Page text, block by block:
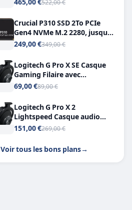
465,00 €522,00 €
Crucial P310 SSD 2To PCIe
Gen4 NVMe M.2 2280, jusqu’à
7.100 Mo/s
249,00 €349,00 €
Logitech G Pro X SE Casque
Gaming Filaire avec
Microphone Micro
7.1
69,00 €89,00 €
Logitech G Pro X 2
Lightspeed Casque audio
bluetooth
151,00 €269,00 €
Voir tous les bons plans→